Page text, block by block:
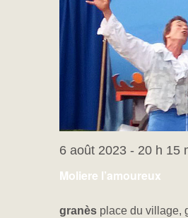
Moliere l’amoureux
6 août 2023 - 20 h 15
granès place du village,